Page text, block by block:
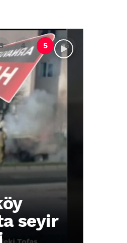
seyir